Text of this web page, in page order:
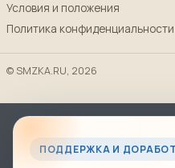
Условия и положения
Политика конфиденциальности
© SMZKA.RU, 2026
ПОДДЕРЖКА И